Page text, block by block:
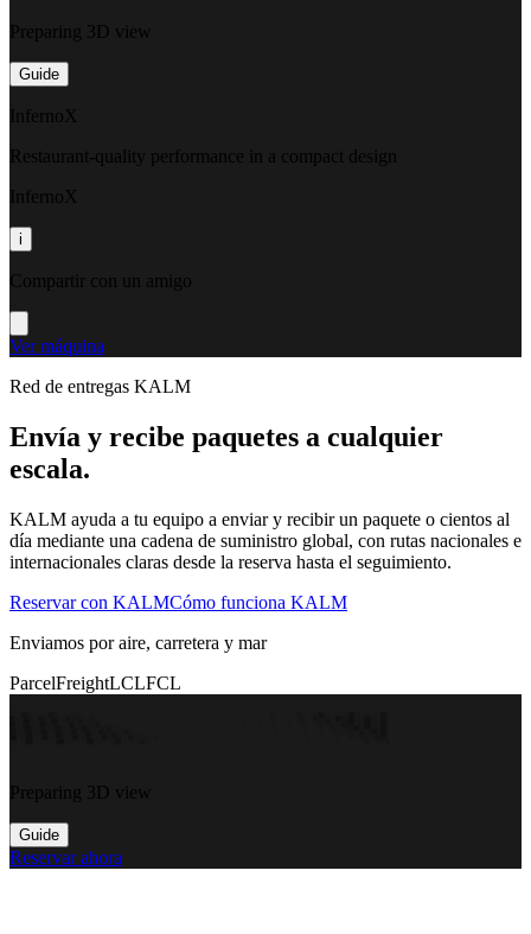
Preparing 3D view
Guide
InfernoX
Restaurant-quality performance in a compact design
InfernoX
i
Compartir con un amigo
Ver máquina
Red de entregas KALM
Envía y recibe paquetes a cualquier
escala.
KALM ayuda a tu equipo a enviar y recibir un paquete o cientos al
día mediante una cadena de suministro global, con rutas nacionales e
internacionales claras desde la reserva hasta el seguimiento.
Reservar con KALMCómo funciona KALM
Enviamos por aire, carretera y mar
ParcelFreightLCLFCL
Preparing 3D view
Guide
Reservar ahora